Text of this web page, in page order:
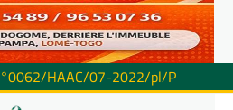
HAAC/07-2022/pl/P